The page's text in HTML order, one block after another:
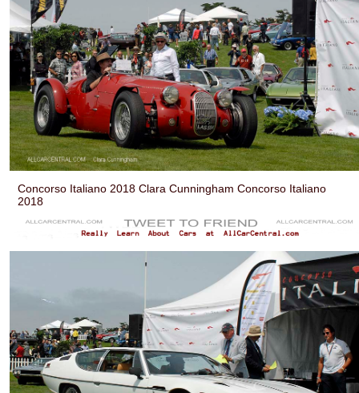
Concorso Italiano 2018 Clara Cunningham Concorso Italiano
2018